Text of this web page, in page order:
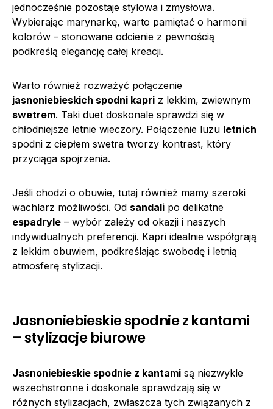
jednocześnie pozostaje stylowa i zmysłowa.
Wybierając marynarkę, warto pamiętać o harmonii
kolorów – stonowane odcienie z pewnością
podkreślą elegancję całej kreacji.
Warto również rozważyć połączenie
jasnoniebieskich spodni kapri z lekkim, zwiewnym
swetrem. Taki duet doskonale sprawdzi się w
chłodniejsze letnie wieczory. Połączenie luzu letnich
spodni z ciepłem swetra tworzy kontrast, który
przyciąga spojrzenia.
Jeśli chodzi o obuwie, tutaj również mamy szeroki
wachlarz możliwości. Od sandali po delikatne
espadryle – wybór zależy od okazji i naszych
indywidualnych preferencji. Kapri idealnie współgrają
z lekkim obuwiem, podkreślając swobodę i letnią
atmosferę stylizacji.
Jasnoniebieskie spodnie z kantami
– stylizacje biurowe
Jasnoniebieskie spodnie z kantami są niezwykle
wszechstronne i doskonale sprawdzają się w
różnych stylizacjach, zwłaszcza tych związanych z